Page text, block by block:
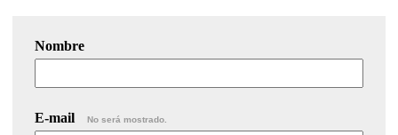
Nombre
E-mail No será mostrado.